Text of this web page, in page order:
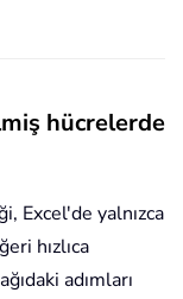
hücrelerde
Excel'de yalnızca
hızlıca
adımları